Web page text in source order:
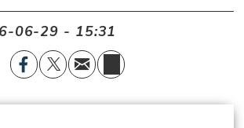
06-29 - 15:31